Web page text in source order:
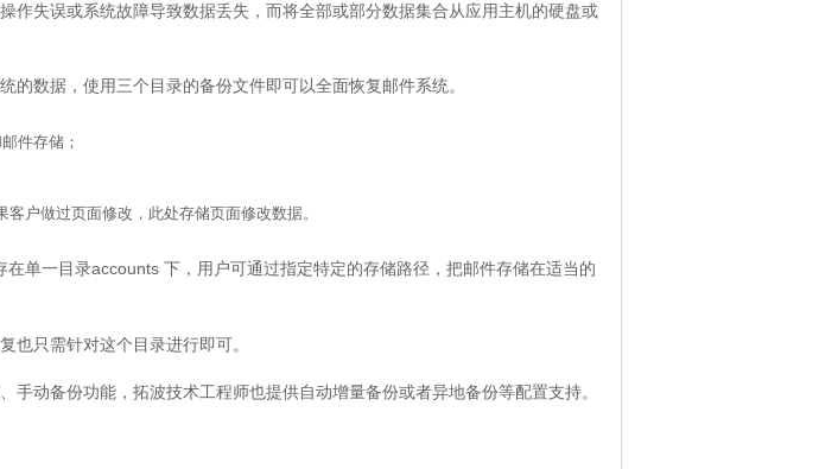
作失误或系统故障导致数据丢失，而将全部或部分数据集合从应用主机的硬盘或
的数据，使用三个目录的备份文件即可以全面恢复邮件系统。
件存储；
户做过页面修改，此处存储页面修改数据。
单一目录accounts 下，用户可通过指定特定的存储路径，把邮件存储在适当的
也只需针对这个目录进行即可。
手动备份功能，拓波技术工程师也提供自动增量备份或者异地备份等配置支持。